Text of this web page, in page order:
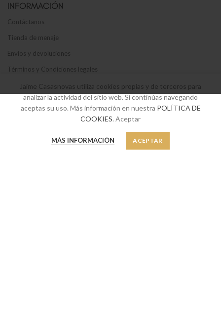
INFORMACIÓN
Contáctanos
Tienda de menaje
Envíos y devoluciones
Términos y Condiciones legales
Política de privacidad y cookies
SUSCRÍBETE A NUESTRO BOLETÍN
Jaime Casasnovas utiliza cookies propias y de terceros para
analizar la actividad del sitio web. Si continúas navegando
aceptas su uso. Más información en nuestra POLÍTICA DE
COOKIES. Aceptar
MÁS INFORMACIÓN ACEPTAR